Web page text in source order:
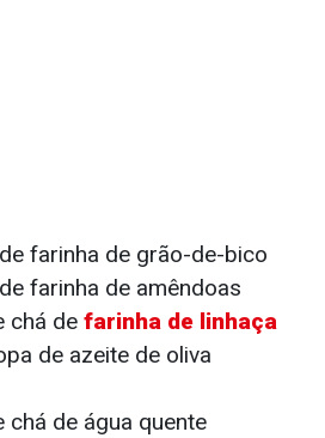
farinha de grão-de-bico
farinha de amêndoas
chá de farinha de linhaça
de azeite de oliva
de água quente